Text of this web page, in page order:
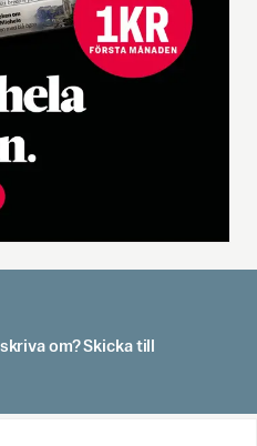
om? Skicka till